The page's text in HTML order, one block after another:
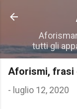
tutti gli
Aforismi, frasi
- luglio 12, 2020